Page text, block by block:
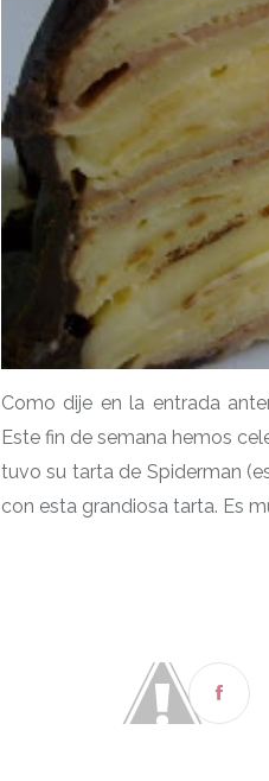
Como dije en la entrada
Este fin de semana hemos
tuvo su tarta de Spiderman
con esta grandiosa tarta. Es